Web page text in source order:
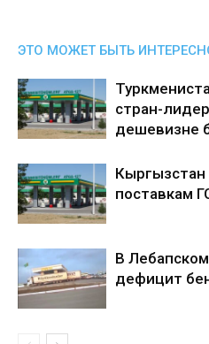
ЭТО МОЖЕТ БЫТЬ
стран-
дешевизне
поставкам
В
дефицит